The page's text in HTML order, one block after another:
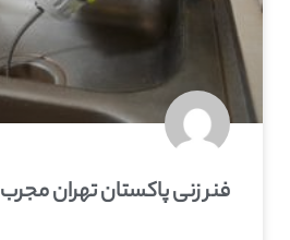
فنر زنی پاکستان تهران مجرب